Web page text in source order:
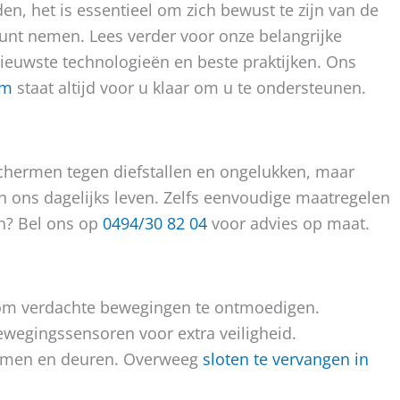
het is essentieel om zich bewust te zijn van de
nemen. Lees verder voor onze belangrijke
technologieën en beste praktijken. Ons
staat altijd voor u klaar om u te ondersteunen.
tegen diefstallen en ongelukken, maar
dagelijks leven. Zelfs eenvoudige maatregelen
Bel ons op 0494/30 82 04 voor advies op maat.
verdachte bewegingen te ontmoedigen.
voor extra veiligheid.
en deuren. Overweeg sloten te vervangen in